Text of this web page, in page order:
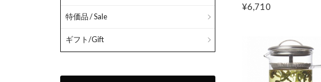
¥6,710
特価品 / Sale
ギフト/Gift